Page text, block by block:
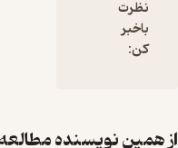
مطالعه کنید